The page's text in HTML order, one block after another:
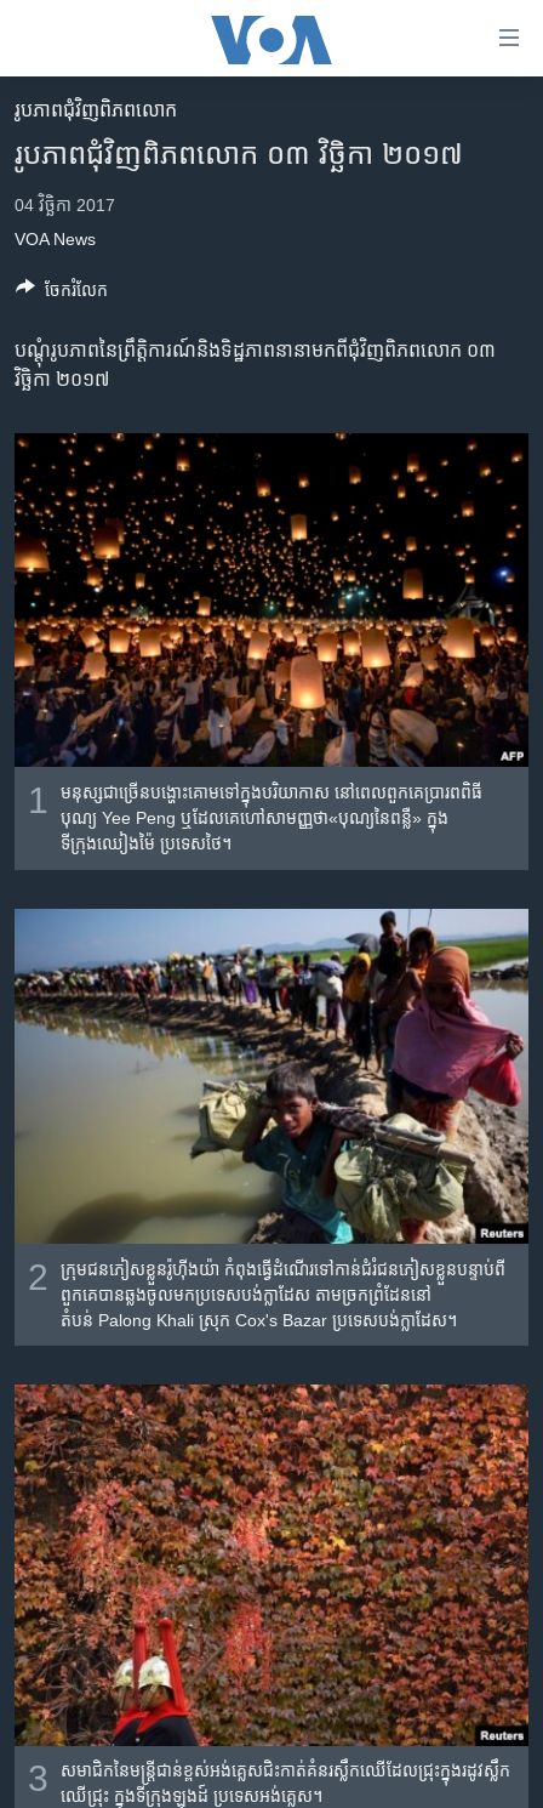
គេហទំព័រ​
រំលង​
និង​
ទំព័រ​
តែ​
ម្តង
និង​
ទៅ​
ទំព័រ​
រចនា
សម្ព័ន្ធ​
រំលង​
និង​
ចូល​
ទៅ​
កម្ពុជា
អន្តរជាតិ
អាមេរិក
ហេឡូវីអូអេ
កម្ពុជាច្នៃប្រតិដ្ឋ
ព្រឹត្តិការណ៍ព័ត៌មាន
ទូរទស្សន៍ / វីដេអូ​
វិទ្យុ / ផតខាសថ៍
កម្មវិធីទាំងអស់
Khmer English
បណ្តាញ​សង្គម
ភាសា
រូបភាព​ជុំ​វិញ​ពិភពលោក
រូបភាព​ជុំវិញ​ពិភពលោក ០៣ វិច្ឆិកា ២០១៧
04 វិច្ឆិកា 2017
VOA News
បណ្តុំ​រូបភាព​នៃ​ព្រឹត្តិការណ៍​និង​ទិដ្ឋភាព​នានា​មក​ពីជុំវិញ​ពិភពលោក ០៣
វិច្ឆិកា ២០១៧
1
មនុស្ស​ជា​ច្រើន​​បង្ហោះ​គោម​ទៅ​ក្នុង​បរិយាកាស​ នៅ​ពេល​ពួក​គេ​ប្រារព​ពិធី
បុណ្យ​ Yee Peng ឬ​ដែល​គេ​ហៅ​សាមញ្ញ​ថា​«បុណ្យ​នៃ​ពន្លឺ» ក្នុង
ទីក្រុងឈៀងម៉ៃ ប្រទេសថៃ។
2
ក្រុមជន​ភៀស​ខ្លួន​រ៉ូហ៊ីងយ៉ា កំពុង​ធ្វើ​ដំណើរ​ទៅ​កាន់​ជំរំ​ជន​ភៀស​ខ្លួន​បន្ទាប់​ពី​
ពួក​គេ​បាន​ឆ្លង​ចូល​មក​ប្រទេស​បង់ក្លាដែស​ តាម​ច្រក​ព្រំដែន​នៅ​
តំបន់ Palong Khali ស្រុក Cox's Bazar ប្រទេស​បង់ក្លាដែស។
3
សមាជិក​នៃ​មន្ត្រី​ជាន់​ខ្ពស់​អង់គ្លេស​ជិះ​កាត់​គំនរ​ស្លឹក​ឈើ​ដែល​ជ្រុះ​ក្នុង​រដូវ​ស្លឹក​
ឈើ​ជ្រុះ​ ក្នុង​ទីក្រុង​ឡុងដ៍ ប្រទេស​អង់គ្លេស។
ចែករំលែក